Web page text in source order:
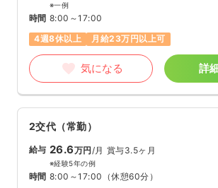
※一例
時間 8:00～17:00
4週8休以上
月給23万円以上可
気になる 詳
2交代（常勤）
給与 26.6万円 /月 賞与3.5ヶ月
※経験5年の例
時間 8:00～17:00 （休憩60分）